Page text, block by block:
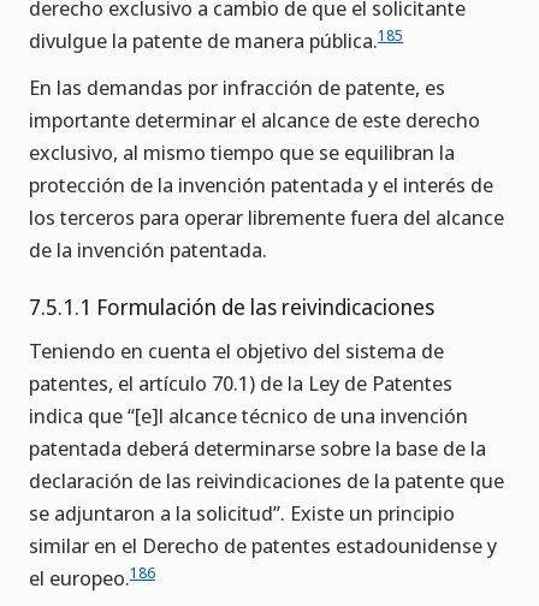
derecho exclusivo a cambio de que el solicitante
divulgue la patente de manera pública.185
En las demandas por infracción de patente, es
importante determinar el alcance de este derecho
exclusivo, al mismo tiempo que se equilibran la
protección de la invención patentada y el interés de
los terceros para operar libremente fuera del alcance
de la invención patentada.
7.5.1.1 Formulación de las reivindicaciones
Teniendo en cuenta el objetivo del sistema de
patentes, el artículo 70.1) de la Ley de Patentes
indica que “[e]l alcance técnico de una invención
patentada deberá determinarse sobre la base de la
declaración de las reivindicaciones de la patente que
se adjuntaron a la solicitud”. Existe un principio
similar en el Derecho de patentes estadounidense y
el europeo.186